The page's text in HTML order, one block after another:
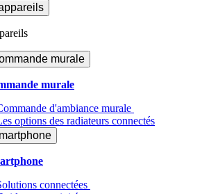
murale
murale
d'ambiance murale
options des radiateurs connectés
connectées